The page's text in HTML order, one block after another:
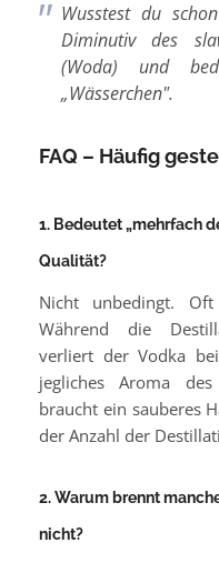
Wusstest du
Diminutiv des
(Woda) und
„Wässerchen".
FAQ – Häufig
1. Bedeutet „mehrfach
Qualität?
Nicht unbedingt.
Während die
verliert der Vodka
jegliches Aroma
braucht ein sauberes
der Anzahl der
2. Warum brennt
nicht?